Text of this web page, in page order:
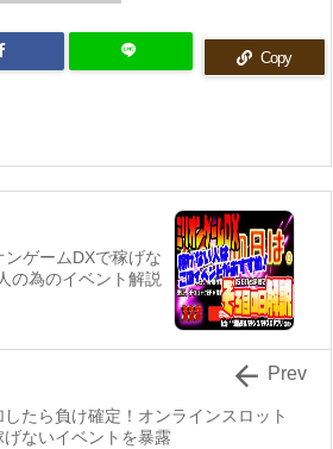
Copy
ゲームDXで稼げな
の為のイベント解説
したら負け確定！オンラインスロット
げないイベントを暴露
 Prev